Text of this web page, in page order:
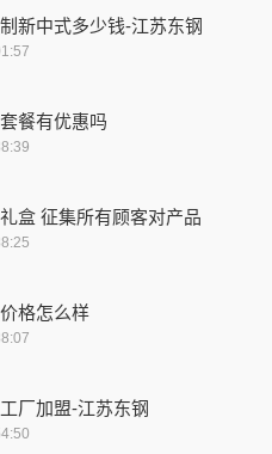
新中式多少钱-江苏东钢
餐有优惠吗
盒 征集所有顾客对产品
格怎么样
厂加盟-江苏东钢